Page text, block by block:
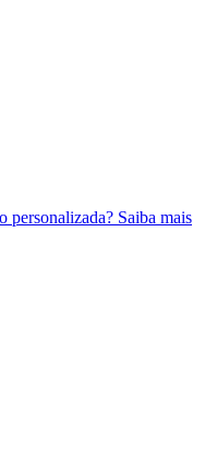
personalizada? Saiba mais